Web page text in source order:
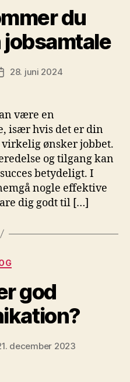
du
jobsamtale
28. juni 2024
være en
især hvis det er din
ønsker jobbet.
og tilgang kan
betydeligt. I
nogle effektive
dig godt til […]
god
december 2023